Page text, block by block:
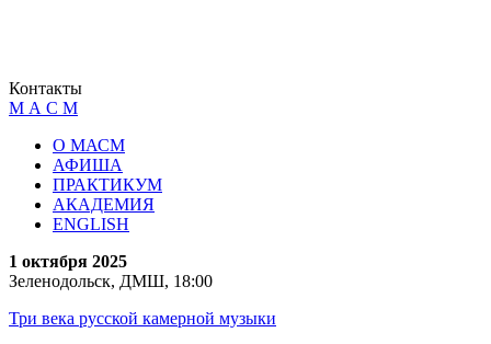
Контакты
М А С М
О МАСМ
АФИША
ПРАКТИКУМ
АКАДЕМИЯ
ENGLISH
1 октября 2025
Зеленодольск, ДМШ, 18:00
Три века русской камерной музыки